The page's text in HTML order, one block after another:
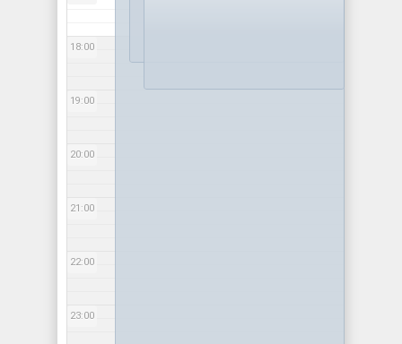
18:00
19:00
20:00
21:00
22:00
23:00